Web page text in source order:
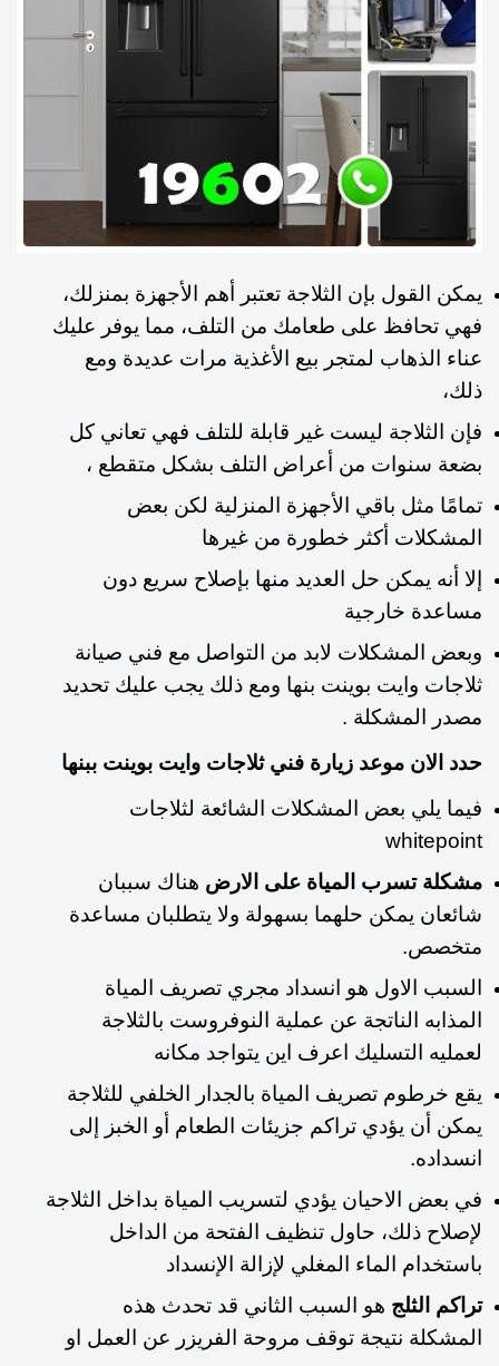
يمكن القول بإن الثلاجة تعتبر أهم الأجهزة بمنزلك،
فهي تحافظ على طعامك من التلف، مما يوفر عليك
عناء الذهاب لمتجر بيع الأغذية مرات عديدة ومع
ذلك،
فإن الثلاجة ليست غير قابلة للتلف فهي تعاني كل
بضعة سنوات من أعراض التلف بشكل متقطع ،
تمامًا مثل باقي الأجهزة المنزلية لكن بعض
المشكلات أكثر خطورة من غيرها
إلا أنه يمكن حل العديد منها بإصلاح سريع دون
مساعدة خارجية
وبعض المشكلات لابد من التواصل مع فني صيانة
ثلاجات وايت بوينت بنها ومع ذلك يجب عليك تحديد
مصدر المشكلة .
حدد الان موعد زيارة فني ثلاجات وايت بوينت ببنها
فيما يلي بعض المشكلات الشائعة لثلاجات
whitepoint
مشكلة تسرب المياة على الارض هناك سببان
شائعان يمكن حلهما بسهولة ولا يتطلبان مساعدة
متخصص.
السبب الاول هو انسداد مجري تصريف المياة
المذابه الناتجة عن عملية النوفروست بالثلاجة
لعمليه التسليك اعرف اين يتواجد مكانه
يقع خرطوم تصريف المياة بالجدار الخلفي للثلاجة
يمكن أن يؤدي تراكم جزيئات الطعام أو الخبز إلى
انسداده.
في بعض الاحيان يؤدي لتسريب المياة بداخل الثلاجة
لإصلاح ذلك، حاول تنظيف الفتحة من الداخل
باستخدام الماء المغلي لإزالة الإنسداد
تراكم الثلج هو السبب الثاني قد تحدث هذه
المشكلة نتيجة توقف مروحة الفريزر عن العمل او